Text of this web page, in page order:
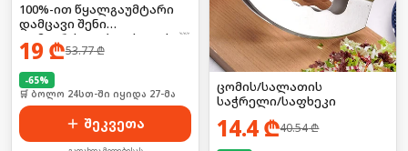
100%-ით წყალგაუმტარი
დამცავი შენი
დამაგრძელებლისთვის! ☔
🛡️
19 ₾53.77₾
-65%
🛒 ბოლო 24სთ-ში იყიდა 27-მა
შეკვეთა
ცომის/სალათის
საჭრელი/საფხეკი
14.4₾40.54₾